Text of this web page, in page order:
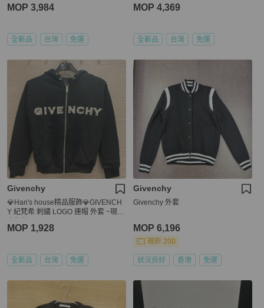
MOP 3,984
全新品 台灣 免運
MOP 4,369
全新品 台灣 免運
Givenchy
💎Han's house精品服飾💎GIVENCH
Y 紀梵希 刺繡 LOGO 連帽 外套 ~現貨
MOP 1,928
全新品 台灣 免運
Givenchy
Givenchy 外套
MOP 6,196
現折 200
狀況良好 香港 免運